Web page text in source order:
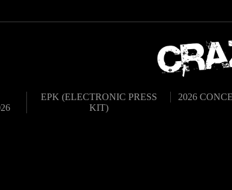
EPK (ELECTRONIC PRESS
KIT)
2026